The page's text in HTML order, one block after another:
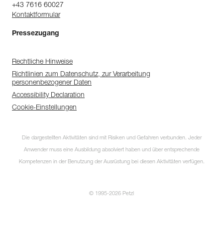
+43 7616 60027
Kontaktformular
Pressezugang
Rechtliche Hinweise
Richtlinien zum Datenschutz, zur Verarbeitung
personenbezogener Daten
Accessibility Declaration
Cookie-Einstellungen
Die dargestellten Aktivitäten sind mit Risiken und Gefahren verbunden. Jeder
Anwender muss eine Ausbildung absolviert haben und über entsprechende
Kompetenzen in der Benutzung der Ausrüstung bei diesen Aktivitäten verfügen.
© 1995-2026 Petzl